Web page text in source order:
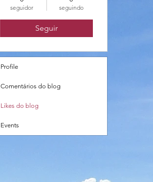
seguidor seguindo
Seguir
Profile
Comentários do blog
Likes do blog
Events